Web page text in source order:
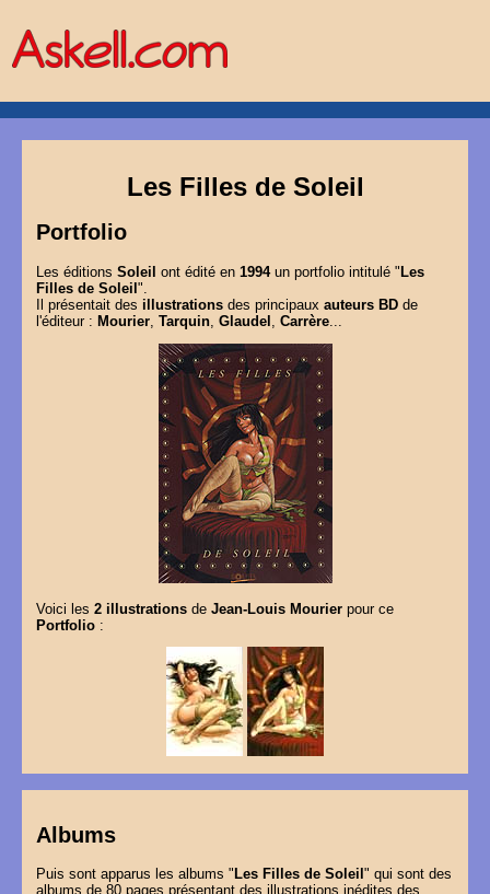
Les Filles de Soleil
Portfolio
Les éditions Soleil ont édité en 1994un portfolio intitulé " Les
Filles de Soleil ".
Il présentait des illustrationsdes principaux auteurs BDde
l'éditeur : Mourier, Tarquin, Glaudel , Carrère...
Voici les 2 illustrationsde Jean-Louis Mourier pour ce
Portfolio:
Albums
Puis sont apparus les albums " Les Filles de Soleil " qui sont des
albums de 80 pages présentant des illustrations inédites des